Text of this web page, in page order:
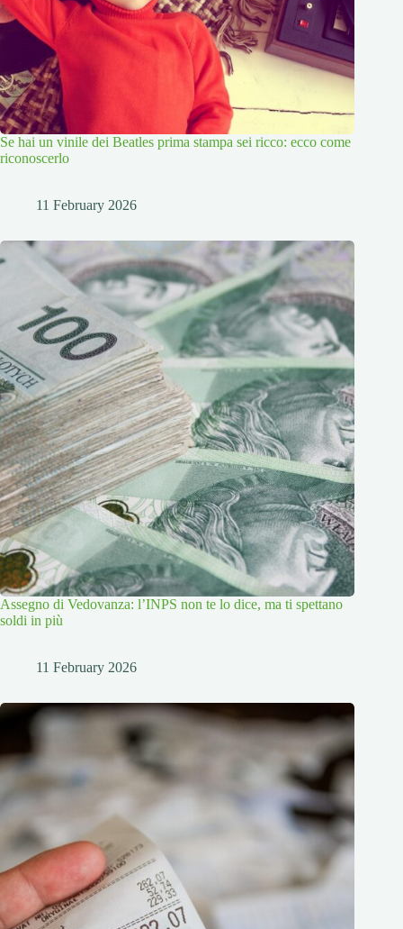
Se hai un vinile dei Beatles prima stampa sei ricco: ecco come
riconoscerlo
11 February 2026
Assegno di Vedovanza: l’INPS non te lo dice, ma ti spettano
soldi in più
11 February 2026